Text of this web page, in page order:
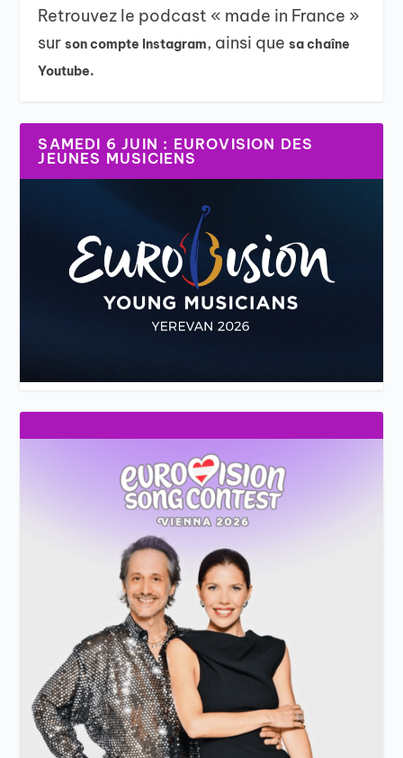
Retrouvez le podcast « made in France »
surson compte Instagram, ainsi quesa chaîne
Youtube.
SAMEDI 6 JUIN : EUROVISION DES
JEUNES MUSICIENS